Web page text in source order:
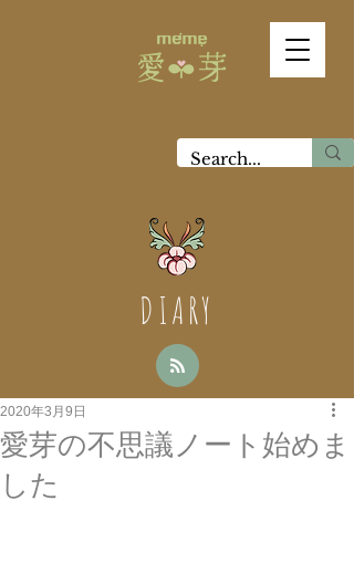
DIARY
愛芽の不思議ノート始めま
した
2020年3月9日